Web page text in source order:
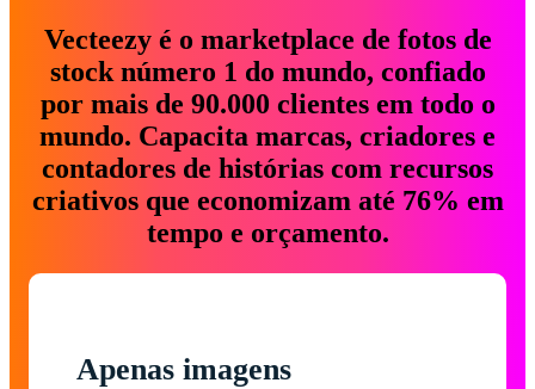
Vecteezy é o marketplace de fotos de
stock número 1 do mundo, confiado
por mais de 90.000 clientes em todo o
mundo. Capacita marcas, criadores e
contadores de histórias com recursos
criativos que economizam até 76% em
tempo e orçamento.
Apenas imagens